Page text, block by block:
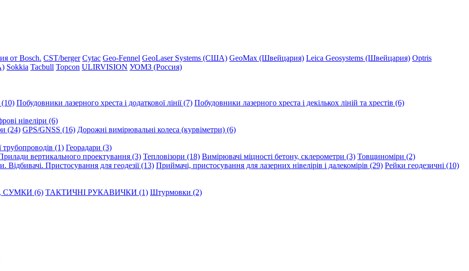
от Вosch. CST/berger Cytac Geo-Fennel GeoLaser Systems (CША) GeoMax (Швейцария) Leica Geosystems (Швейцария) Optris
Sokkia Tacbull Topcon ULIRVISION УОМЗ (Россия)
(10) Побудовники лазерного хреста і додаткової лінії (7) Побудовники лазерного хреста і декількох ліній та хрестів (6)
нівеліри (6)
(24) GPS/GNSS (16) Дорожні вимірювальні колеса (курвіметри) (6)
трубопроводів (1) Георадари (3)
вертикального проектування (3) Тепловізори (18) Вимірювачі міцності бетону, склерометри (3) Товщиноміри (2)
Відбивачі. Пристосування для геодезії (13) Приймачі, пристосування для лазерних нівелірів і далекомірів (29) Рейки геодезичні (10)
СУМКИ (6) ТАКТИЧНІ РУКАВИЧКИ (1) Штурмовки (2)